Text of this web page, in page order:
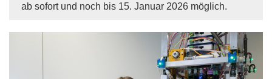
ab sofort und noch bis 15. Januar 2026 möglich.